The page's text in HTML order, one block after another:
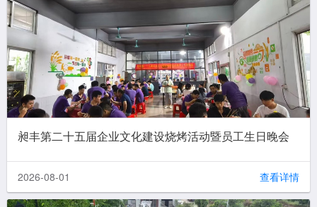
昶丰第二十五届企业文化建设烧烤活动暨员工生日晚会
2026-08-01 查看详情